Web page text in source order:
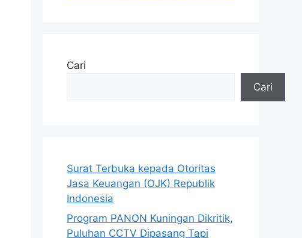
Cari
Cari
Surat Terbuka kepada Otoritas
Jasa Keuangan (OJK) Republik
Indonesia
Program PANON Kuningan Dikritik,
Puluhan CCTV Dipasang Tapi